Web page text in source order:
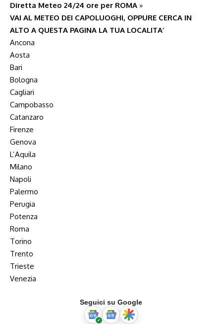
Diretta Meteo 24/24 ore per ROMA »
VAI AL METEO DEI CAPOLUOGHI, OPPURE CERCA IN
ALTO A QUESTA PAGINA LA TUA LOCALITA’
Ancona
Aosta
Bari
Bologna
Cagliari
Campobasso
Catanzaro
Firenze
Genova
L’Aquila
Milano
Napoli
Palermo
Perugia
Potenza
Roma
Torino
Trento
Trieste
Venezia
Seguici su Google